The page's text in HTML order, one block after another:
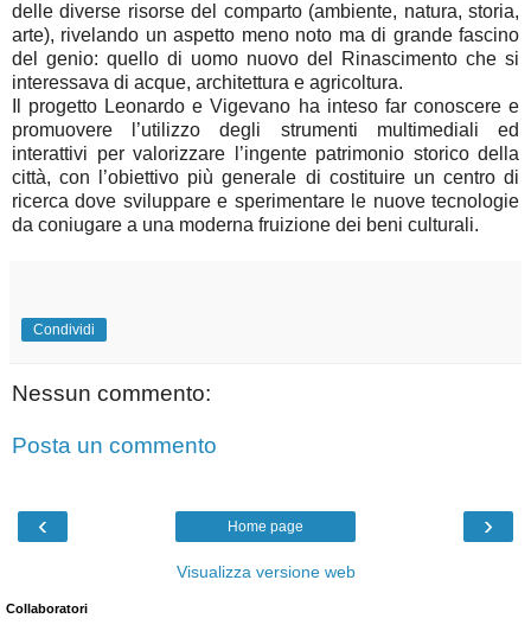
delle diverse risorse del comparto (ambiente, natura, storia,
arte), rivelando un aspetto meno noto ma di grande fascino
del genio: quello di uomo nuovo del Rinascimento che si
interessava di acque, architettura e agricoltura.
Il progetto Leonardo e Vigevano ha inteso far conoscere e
promuovere l’utilizzo degli strumenti multimediali ed
interattivi per valorizzare l’ingente patrimonio storico della
città, con l’obiettivo più generale di costituire un centro di
ricerca dove sviluppare e sperimentare le nuove tecnologie
da coniugare a una moderna fruizione dei beni culturali.
Condividi
Nessun commento:
Posta un commento
‹ ›
Home page
Visualizza versione web
Collaboratori